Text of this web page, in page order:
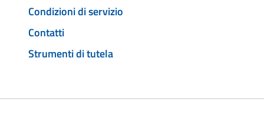
Condizioni di servizio
Contatti
Strumenti di tutela